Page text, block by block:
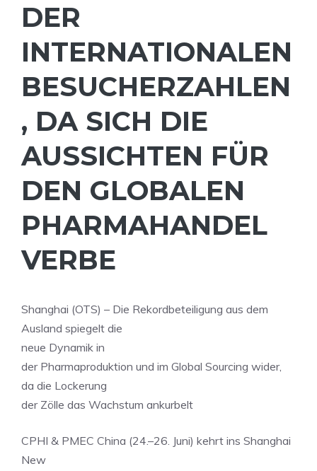
DER
INTERNATIONALEN
BESUCHERZAHLEN
, DA SICH DIE
AUSSICHTEN FÜR
DEN GLOBALEN
PHARMAHANDEL
VERBE
Shanghai (OTS) – Die Rekordbeteiligung aus dem
Ausland spiegelt die
neue Dynamik in
der Pharmaproduktion und im Global Sourcing wider,
da die Lockerung
der Zölle das Wachstum ankurbelt
CPHI & PMEC China (24.–26. Juni) kehrt ins Shanghai
New